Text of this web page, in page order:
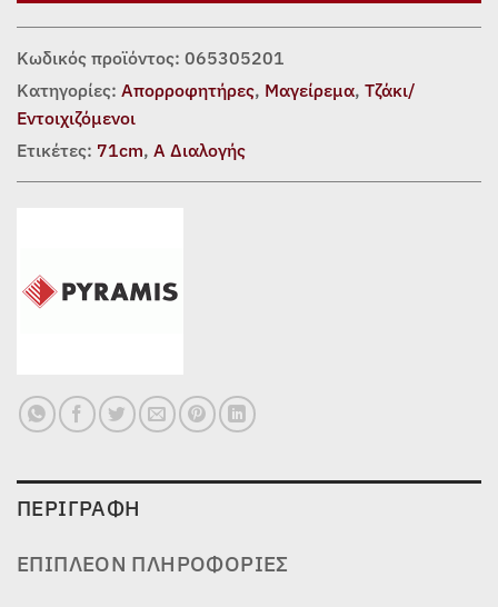
Κωδικός προϊόντος: 065305201
Κατηγορίες: Απορροφητήρες, Μαγείρεμα, Τζάκι/
Εντοιχιζόμενοι
Ετικέτες: 71cm, Α Διαλογής
ΠΕΡΙΓΡΑΦΉ
ΕΠΙΠΛΈΟΝ ΠΛΗΡΟΦΟΡΊΕΣ